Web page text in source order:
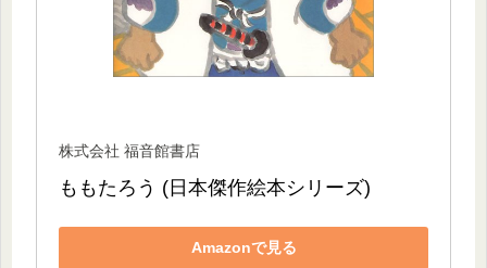
株式会社 福音館書店
ももたろう (日本傑作絵本シリーズ)
Amazonで見る